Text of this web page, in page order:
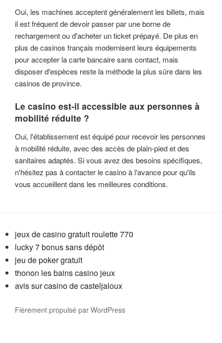
Oui, les machines acceptent généralement les billets, mais
il est fréquent de devoir passer par une borne de
rechargement ou d'acheter un ticket prépayé. De plus en
plus de casinos français modernisent leurs équipements
pour accepter la carte bancaire sans contact, mais
disposer d'espèces reste la méthode la plus sûre dans les
casinos de province.
Le casino est-il accessible aux personnes à
mobilité réduite ?
Oui, l'établissement est équipé pour recevoir les personnes
à mobilité réduite, avec des accès de plain-pied et des
sanitaires adaptés. Si vous avez des besoins spécifiques,
n'hésitez pas à contacter le casino à l'avance pour qu'ils
vous accueillent dans les meilleures conditions.
jeux de casino gratuit roulette 770
lucky 7 bonus sans dépôt
jeu de poker gratuit
thonon les bains casino jeux
avis sur casino de casteljaloux
Fièrement propulsé par WordPress